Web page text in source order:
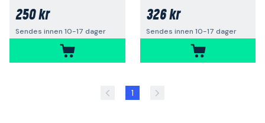
250 kr
Sendes innen 10-17 dager
326 kr
Sendes innen 10-17 dager
1